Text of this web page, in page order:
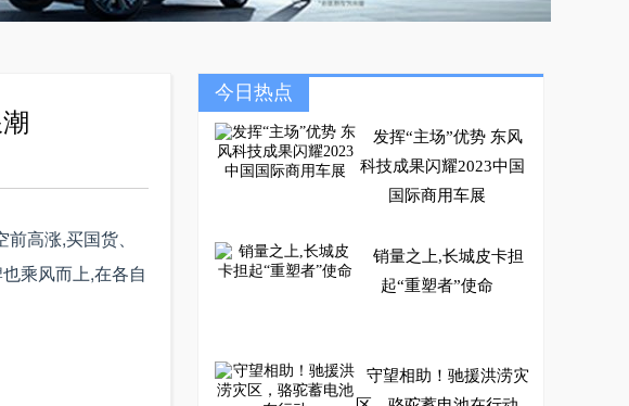
高涨,买国货、
乘风而上,在各自
今日热点
发挥“主场”优势 东风
科技成果闪耀2023中国
国际商用车展
销量之上,长城皮卡担
起“重塑者”使命
守望相助！驰援洪涝灾